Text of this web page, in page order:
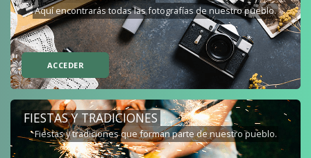
Aquí encontrarás todas las fotografías de nuestro pueblo.
ACCEDER
FIESTAS Y TRADICIONES
Fiestas y tradiciones que forman parte de nuestro pueblo.